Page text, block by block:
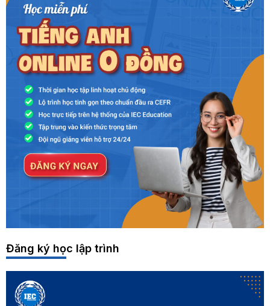
Đăng ký học lập trình